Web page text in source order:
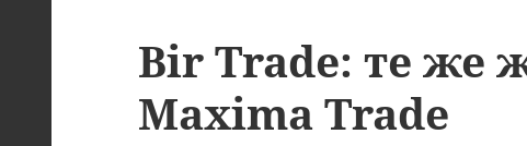
Bir Trade: те же
Maxima Trade